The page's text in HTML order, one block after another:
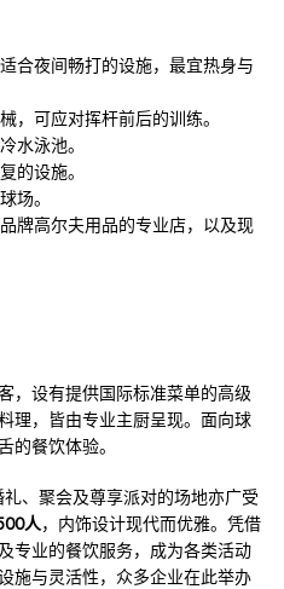
合夜间畅打的设施，最宜热身与
，可应对挥杆前后的训练。
水泳池。
的设施。
场。
牌高尔夫用品的专业店，以及现
，设有提供国际标准菜单的高级
理，皆由专业主厨呈现。面向球
的餐饮体验。
、聚会及尊享派对的场地亦广受
人，内饰设计现代而优雅。凭借
专业的餐饮服务，成为各类活动
施与灵活性，众多企业在此举办